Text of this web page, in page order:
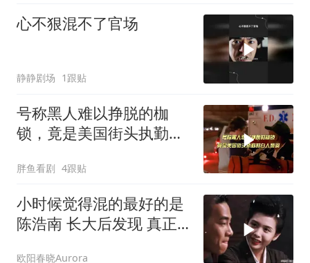
心不狠混不了官场
静静剧场 1跟贴
号称黑人难以挣脱的枷
锁，竟是美国街头执勤的
胖鱼看剧 4跟贴
小时候觉得混的最好的是
陈浩南 长大后发现 真正
欧阳春晓Aurora